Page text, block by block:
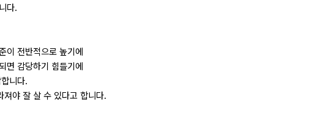
다.
이 전반적으로 높기에
면 감당하기 힘들기에
니다.
야 잘 살 수 있다고 합니다.